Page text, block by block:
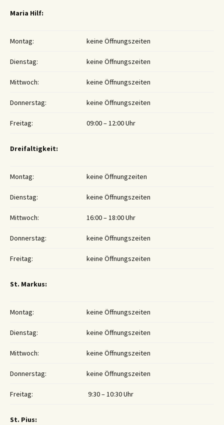
Maria Hilf:
Montag: keine Öffnungszeiten
Dienstag: keine Öffnungszeiten
Mittwoch: keine Öffnungszeiten
Donnerstag: keine Öffnungszeiten
Freitag: 09:00 – 12:00 Uhr
Dreifaltigkeit:
Montag: keine Öffnungzeiten
Dienstag: keine Öffnungszeiten
Mittwoch: 16:00 – 18:00 Uhr
Donnerstag: keine Öffnungszeiten
Freitag: keine Öffnungszeiten
St. Markus:
Montag: keine Öffnungszeiten
Dienstag: keine Öffnungszeiten
Mittwoch: keine Öffnungszeiten
Donnerstag: keine Öffnungszeiten
Freitag: 9:30 – 10:30 Uhr
St. Pius: